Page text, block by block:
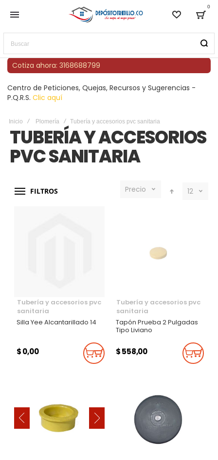
Lista de
0
Buscar
Cotiza ahora: 3168688799
Centro de Peticiones, Quejas, Recursos y Sugerencias -
P.Q.R.S. Clic aquí
Inicio Plomería Tubería y accesorios pvc sanitaria
TUBERÍA Y ACCESORIOS
PVC SANITARIA
FILTROS Precio 12
Tubería y accesorios pvc
sanitaria
Silla Yee Alcantarillado 14
$ 0,00 Añadir Al Carrito
Tubería y accesorios pvc
sanitaria
Tapón Prueba 2 Pulgadas
Tipo Liviano
$ 558,00
‹ ›